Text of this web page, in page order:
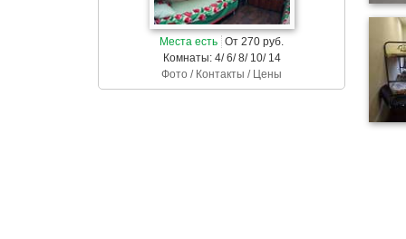
Места есть От 270 руб.
Комнаты: 4/ 6/ 8/ 10/ 14
Фото / Контакты / Цены